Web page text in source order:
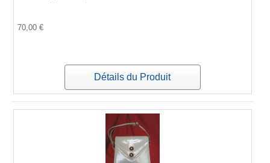
70,00 €
Détails du Produit